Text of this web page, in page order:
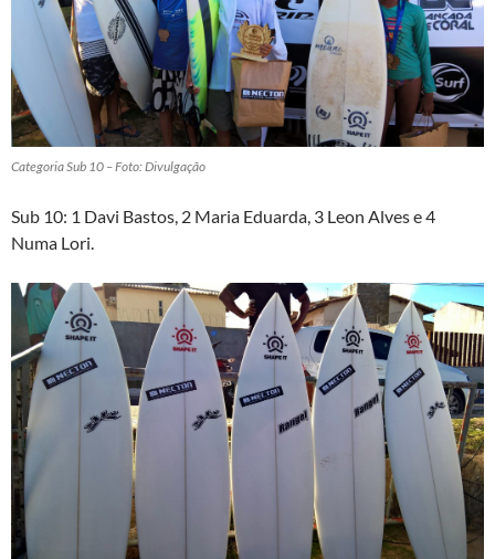
Categoria Sub 10 – Foto: Divulgação
Sub 10: 1 Davi Bastos, 2 Maria Eduarda, 3 Leon Alves e 4
Numa Lori.